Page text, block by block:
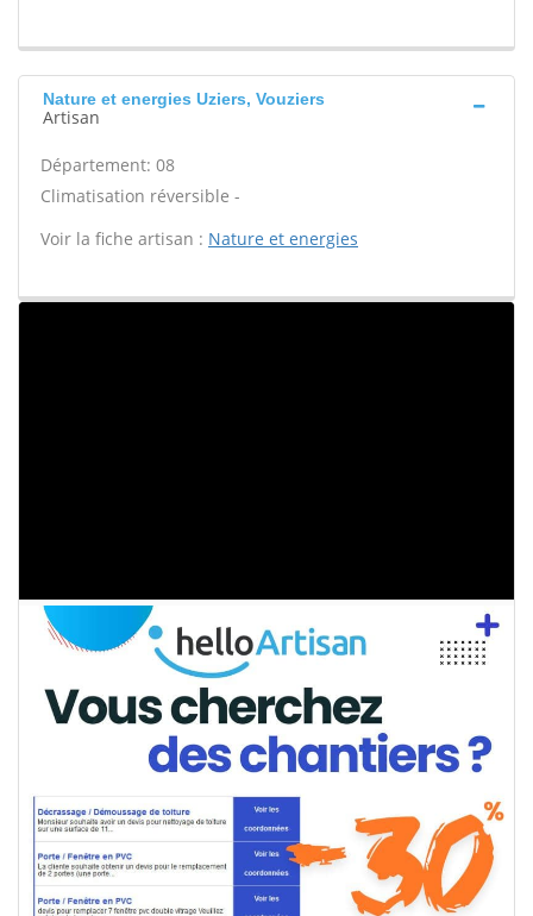
Nature et energies Uziers, Vouziers
Artisan
Département: 08
Climatisation réversible -
Voir la fiche artisan : Nature et energies